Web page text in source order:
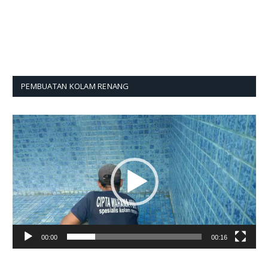
PEMBUATAN KOLAM RENANG
Pemutar
Video
00:00 00:16